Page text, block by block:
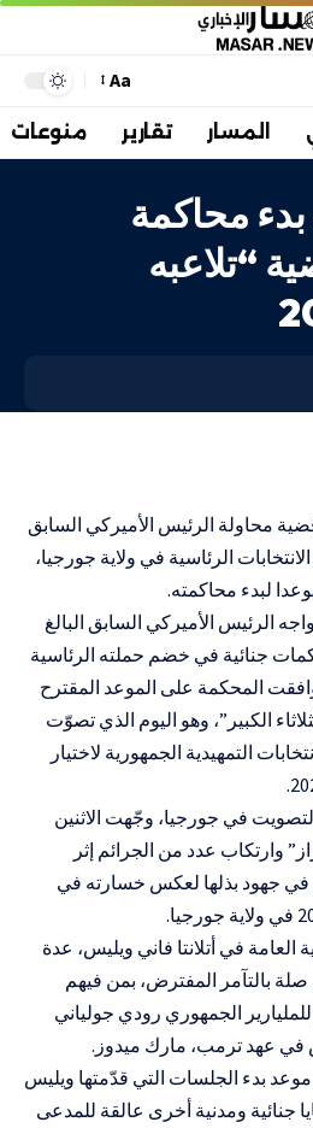
Aa
المسار تقارير منوعات
محاكمة
“تلاعبه
محاولة الرئيس الأميركي السابق
الرئاسية في ولاية جورجيا،
الرئيس الأميركي السابق البالغ
أربع محاكمات جنائية في خضم حملته الرئاسية
وفي حال وافقت المحكمة على الموعد المقترح
الكبير”، وهو اليوم الذي تصوّت
في الانتخابات التمهيدية الجمهورية لاختيار
في جورجيا، وجّهت الاثنين
وارتكاب عدد من الجرائم إثر
جهود بذلها لعكس خسارته في
في أتلانتا فاني ويليس، عدة
شخصا على صلة بالتآمر المفترض، بمن فيهم
الجمهوري رودي جولياني
في عهد ترمب، مارك ميدوز.
بدء الجلسات التي قدّمتها ويليس
جنائية ومدنية أخرى عالقة للمدعى